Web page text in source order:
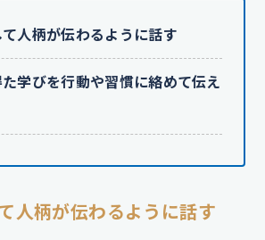
人柄が伝わるように話す
学びを行動や習慣に絡めて伝え
人柄が伝わるように話す